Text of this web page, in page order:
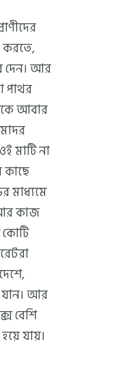
করতে,
দেন। আর
পাথর
আবার
মাটি না
কাছে
মাধ্যমে
কাজ
যান। আর
বেশি
যায়।